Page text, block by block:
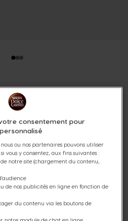
CHOCO 96
Dégustation 100% chocolat
capsules de chocolat
à prix réduit. Faites le plein de
: Nesquik® et Chococino et
consentement pour
ou nos partenaires pouvons utiliser
vous y consentez, aux fins suivantes :
notre site (chargement du contenu,
de nos publicités en ligne en fonction de
du contenu via les boutons de